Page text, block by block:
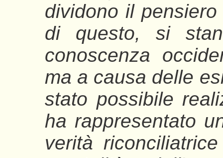
dividono il
di questo, si
conoscenza
ma a causa delle
stato possibile
ha rappresentato
verità